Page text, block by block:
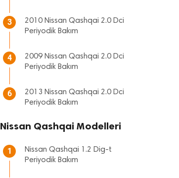
3
2010 Nissan Qashqai 2.0 Dci
Periyodik Bakım
4
2009 Nissan Qashqai 2.0 Dci
Periyodik Bakım
6
2013 Nissan Qashqai 2.0 Dci
Periyodik Bakım
Nissan Qashqai Modelleri
1
Nissan Qashqai 1.2 Dig-t
Periyodik Bakım